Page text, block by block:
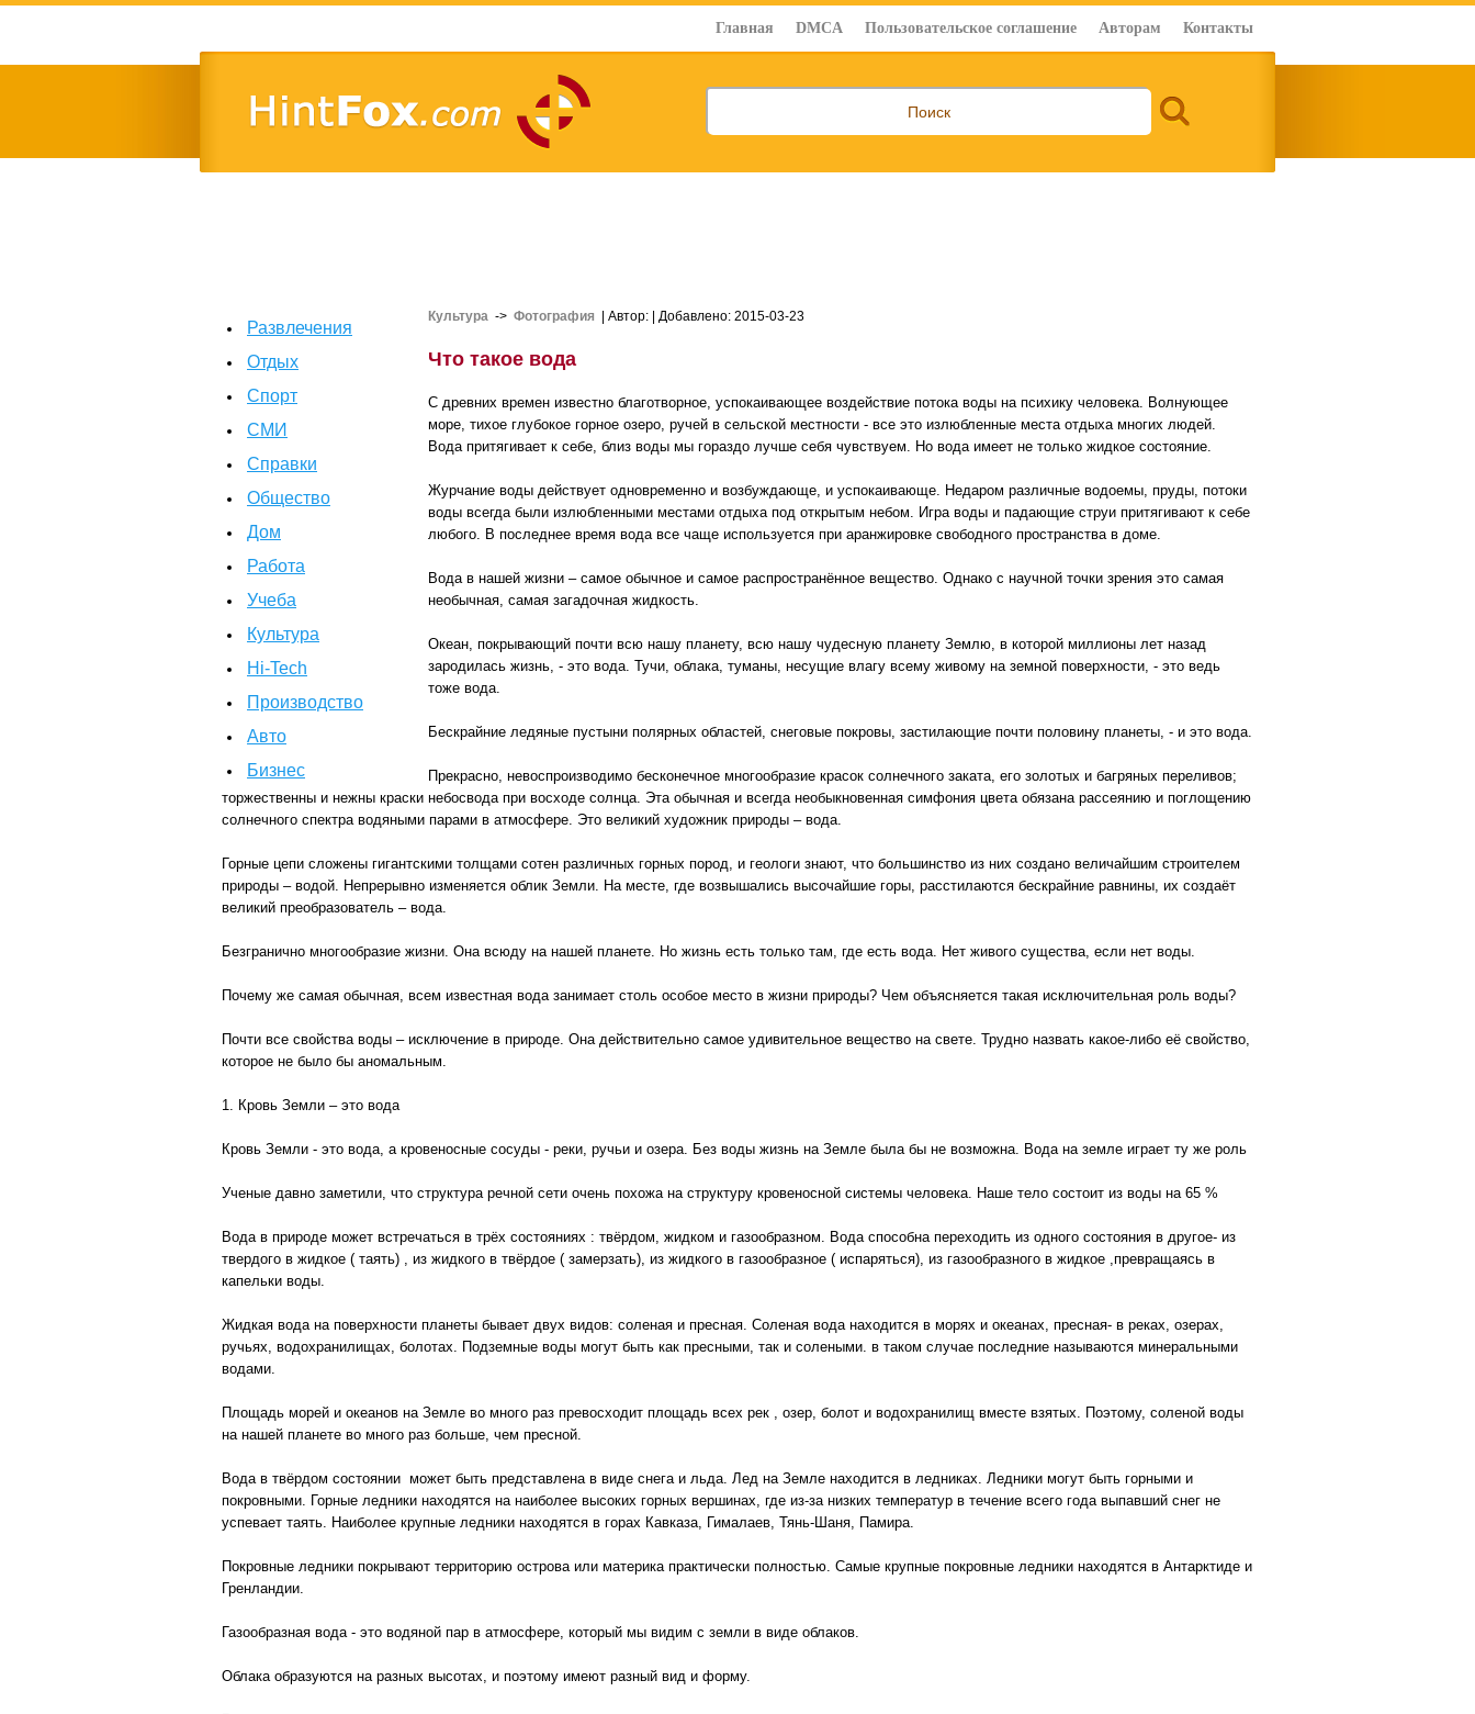
Главная DMCA Пользовательское соглашение Авторам Контакты
Развлечения
Отдых
Спорт
СМИ
Справки
Общество
Дом
Работа
Учеба
Культура
Hi-Tech
Производство
Авто
Бизнес
Культура -> Фотография | Автор: | Добавлено: 2015-03-23
Что такое вода
С древних времен известно благотворное, успокаивающее воздействие потока воды на психику человека. Волнующее
море, тихое глубокое горное озеро, ручей в сельской местности - все это излюбленные места отдыха многих людей.
Вода притягивает к себе, близ воды мы гораздо лучше себя чувствуем. Но вода имеет не только жидкое состояние.
Журчание воды действует одновременно и возбуждающе, и успокаивающе. Недаром различные водоемы, пруды, потоки
воды всегда были излюбленными местами отдыха под открытым небом. Игра воды и падающие струи притягивают к себе
любого. В последнее время вода все чаще используется при аранжировке свободного пространства в доме.
Вода в нашей жизни – самое обычное и самое распространённое вещество. Однако с научной точки зрения это самая
необычная, самая загадочная жидкость.
Океан, покрывающий почти всю нашу планету, всю нашу чудесную планету Землю, в которой миллионы лет назад
зародилась жизнь, - это вода. Тучи, облака, туманы, несущие влагу всему живому на земной поверхности, - это ведь
тоже вода.
Бескрайние ледяные пустыни полярных областей, снеговые покровы, застилающие почти половину планеты, - и это вода.
Прекрасно, невоспроизводимо бесконечное многообразие красок солнечного заката, его золотых и багряных переливов;
торжественны и нежны краски небосвода при восходе солнца. Эта обычная и всегда необыкновенная симфония цвета обязана рассеянию и поглощению
солнечного спектра водяными парами в атмосфере. Это великий художник природы – вода.
Горные цепи сложены гигантскими толщами сотен различных горных пород, и геологи знают, что большинство из них создано величайшим строителем
природы – водой. Непрерывно изменяется облик Земли. На месте, где возвышались высочайшие горы, расстилаются бескрайние равнины, их создаёт
великий преобразователь – вода.
Безгранично многообразие жизни. Она всюду на нашей планете. Но жизнь есть только там, где есть вода. Нет живого существа, если нет воды.
Почему же самая обычная, всем известная вода занимает столь особое место в жизни природы? Чем объясняется такая исключительная роль воды?
Почти все свойства воды – исключение в природе. Она действительно самое удивительное вещество на свете. Трудно назвать какое-либо её свойство,
которое не было бы аномальным.
1. Кровь Земли – это вода
Кровь Земли - это вода, а кровеносные сосуды - реки, ручьи и озера. Без воды жизнь на Земле была бы не возможна. Вода на земле играет ту же роль
Ученые давно заметили, что структура речной сети очень похожа на структуру кровеносной системы человека. Наше тело состоит из воды на 65 %
Вода в природе может встречаться в трёх состояниях : твёрдом, жидком и газообразном. Вода способна переходить из одного состояния в другое- из
твердого в жидкое ( таять) , из жидкого в твёрдое ( замерзать), из жидкого в газообразное ( испаряться), из газообразного в жидкое ,превращаясь в
капельки воды.
Жидкая вода на поверхности планеты бывает двух видов: соленая и пресная. Соленая вода находится в морях и океанах, пресная- в реках, озерах,
ручьях, водохранилищах, болотах. Подземные воды могут быть как пресными, так и солеными. в таком случае последние называются минеральными
водами.
Площадь морей и океанов на Земле во много раз превосходит площадь всех рек , озер, болот и водохранилищ вместе взятых. Поэтому, соленой воды
на нашей планете во много раз больше, чем пресной.
Вода в твёрдом состоянии может быть представлена в виде снега и льда. Лед на Земле находится в ледниках. Ледники могут быть горными и
покровными. Горные ледники находятся на наиболее высоких горных вершинах, где из-за низких температур в течение всего года выпавший снег не
успевает таять. Наиболее крупные ледники находятся в горах Кавказа, Гималаев, Тянь-Шаня, Памира.
Покровные ледники покрывают территорию острова или материка практически полностью. Самые крупные покровные ледники находятся в Антарктиде и
Гренландии.
Газообразная вода - это водяной пар в атмосфере, который мы видим с земли в виде облаков.
Облака образуются на разных высотах, и поэтому имеют разный вид и форму.